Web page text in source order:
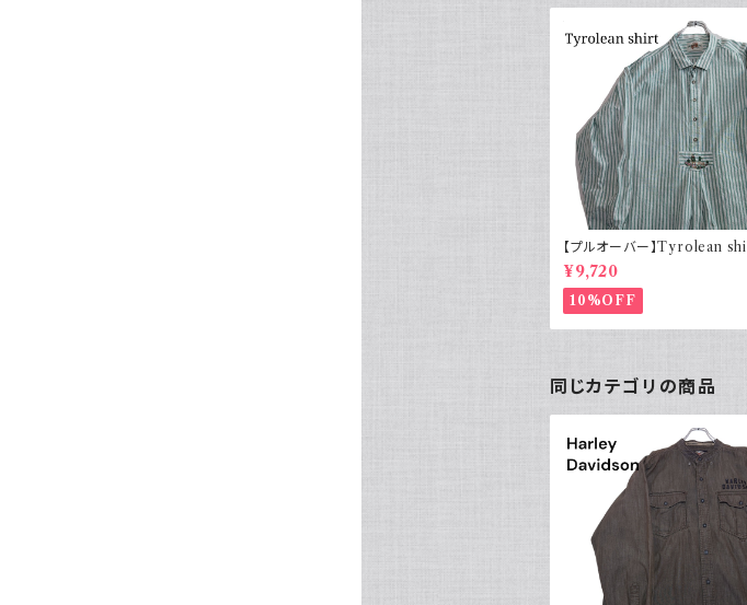
【プルオーバー】Tyrolean
チロリアンシャツ ストライプ 刺
¥9,720
10%OFF
同じカテゴリの商品